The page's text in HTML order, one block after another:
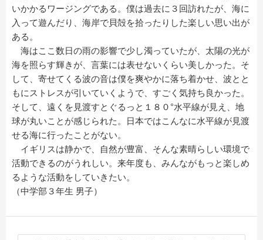
いかかるワージングである。僕は過去に３回訪れたが、海に
入って遊んだり、海岸で貝殻を拾ったりした楽しい思い出が
ある。
海はここ数日の雨の影響で少し濁っていたが、太陽の光が
海を照らす輝きが、言葉には表せないくらい美しかった。そ
して、寄せてくる波の音は僕を爽やかに落ち着かせ、波とと
もにストレスが引いていくようで、すごく気持ち良かった。
そして、遠くを見渡すとぐるっと１８０°水平線が見え、地
球が丸いことが感じられた。日本ではこんなに水平線が見渡
せる海に行ったことがない。
イギリスは静かで、自然が豊富、そんな素晴らしい環境で
活動できるのがうれしい。来年度も、みんながもっと楽しめ
るような活動をしていきたい。
（中学部３年生 男子）